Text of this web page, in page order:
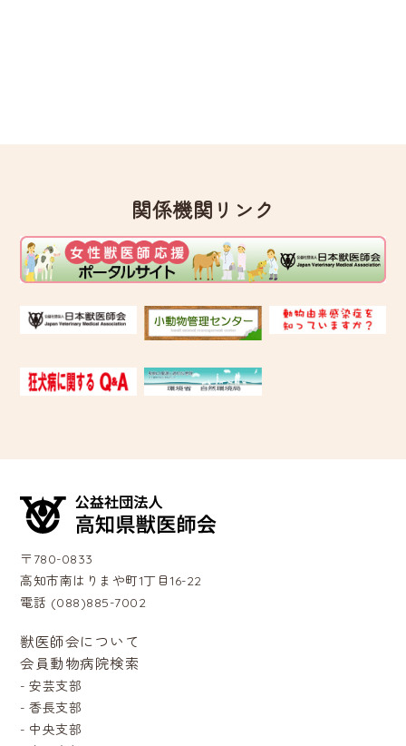
関係機関リンク
〒780-0833
高知市南はりまや町1丁目16-22
電話 (088)885-7002
獣医師会について
会員動物病院検索
-安芸支部
-香長支部
- 中央支部